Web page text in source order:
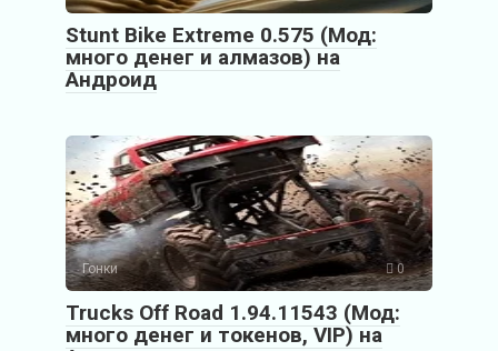
Stunt Bike Extreme 0.575 (Мод:
много денег и алмазов) на
Андроид
Гонки 0
Trucks Off Road 1.94.11543 (Мод:
много денег и токенов, VIP) на